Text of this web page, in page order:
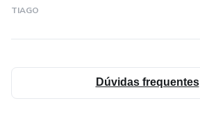
TIAGO
Dúvidas frequentes